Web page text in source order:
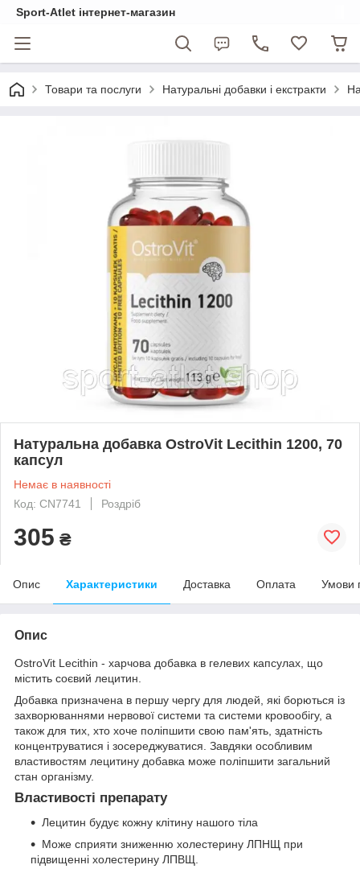
Sport-Atlet інтернет-магазин
Товари та послуги Натуральні добавки і екстракти
Натуральна добавка OstroVit Lecithin 1200, 70
капсул
Немає в наявності
Код: CN7741
Роздріб
305 ₴
Опис Характеристики Доставка Оплата Умови
Опис
OstroVit Lecithin - харчова добавка в гелевих капсулах, що
містить соєвий лецитин.
Добавка призначена в першу чергу для людей, які борються із
захворюваннями нервової системи та системи кровообігу, а
також для тих, хто хоче поліпшити свою пам'ять, здатність
концентруватися і зосереджуватися. Завдяки особливим
властивостям лецитину добавка може поліпшити загальний
стан організму.
Властивості препарату
Лецитин будує кожну клітину нашого тіла
Може сприяти зниженню холестерину ЛПНЩ при
підвищенні холестерину ЛПВЩ.